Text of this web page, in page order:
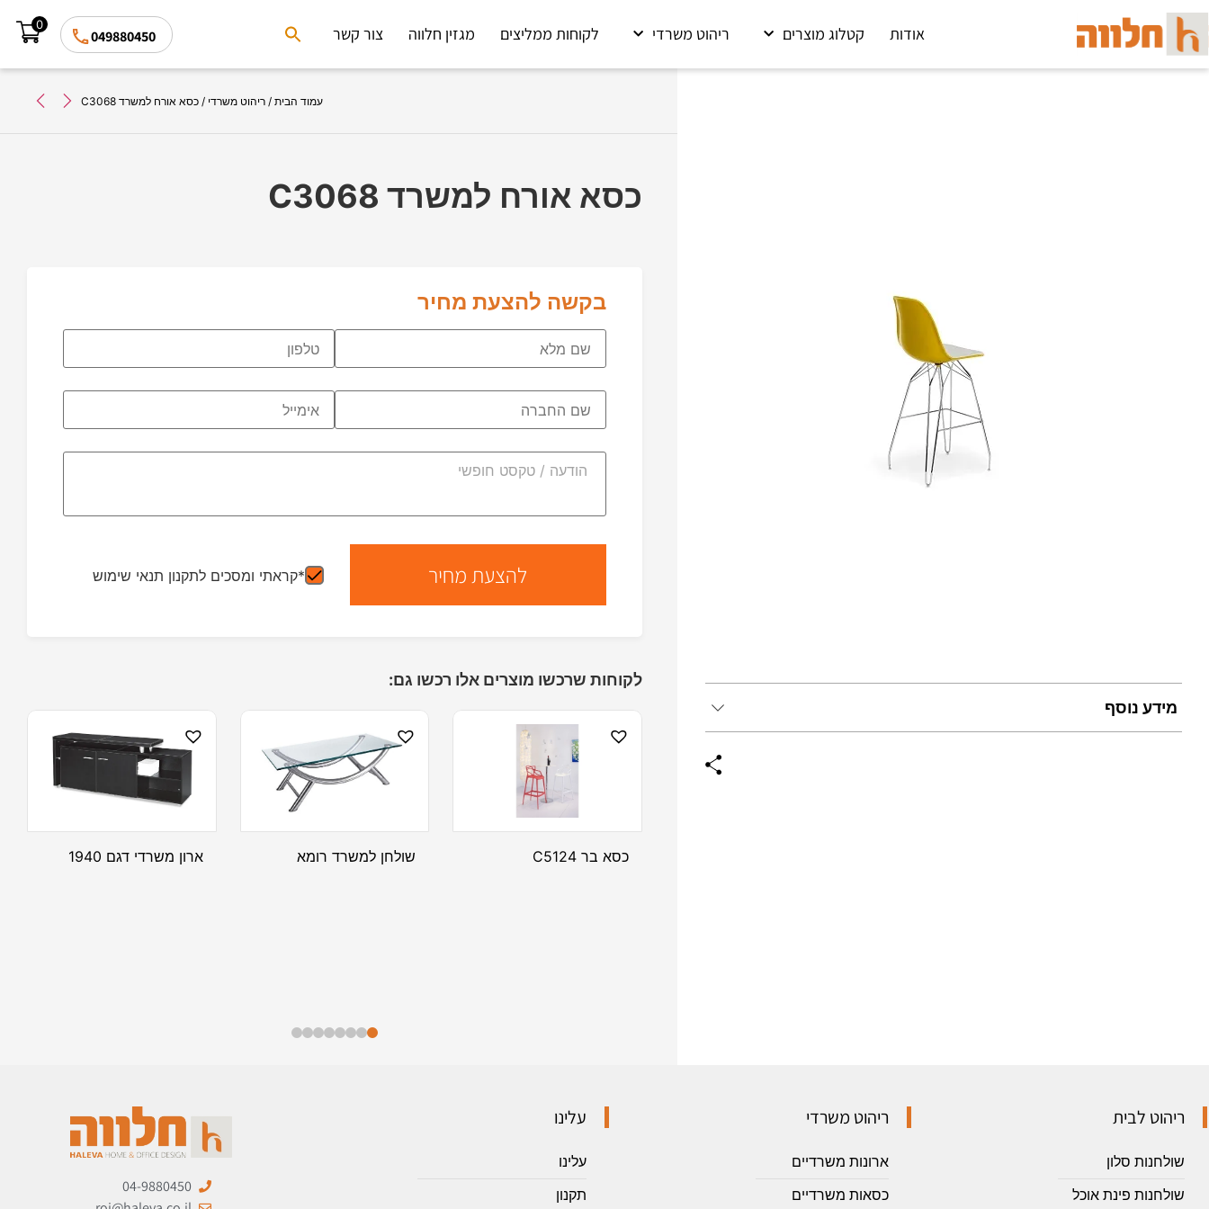
אודות קטלוג מוצרים ריהוט משרדי לקוחות ממליצים מגזין חלווה צור קשר
Search
for:
049880450
0
עמוד הבית / ריהוט משרדי / כסא אורח למשרד C3068
מידע נוסף
כסא אורח למשרד C3068
בקשה להצעת מחיר
*קראתי ומסכים לתקנון תנאי שימוש
לקוחות שרכשו מוצרים אלו רכשו גם:
כסא בר C5124 שולחן למשרד רומא ארון משרדי דגם 1940
ריהוט לבית
שולחנות סלון
שולחנות פינת אוכל
ריהוט משרדי
ארונות משרדיים
כסאות משרדיים
עלינו
עלינו
תקנון
04-9880450